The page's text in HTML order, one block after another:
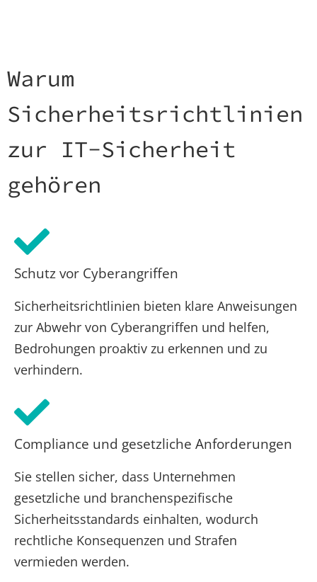
Warum
Sicherheitsrichtlinien
zur IT-Sicherheit
gehören
Schutz vor Cyberangriffen
Sicherheitsrichtlinien bieten klare Anweisungen
zur Abwehr von Cyberangriffen und helfen,
Bedrohungen proaktiv zu erkennen und zu
verhindern.
Compliance und gesetzliche Anforderungen
Sie stellen sicher, dass Unternehmen
gesetzliche und branchenspezifische
Sicherheitsstandards einhalten, wodurch
rechtliche Konsequenzen und Strafen
vermieden werden.